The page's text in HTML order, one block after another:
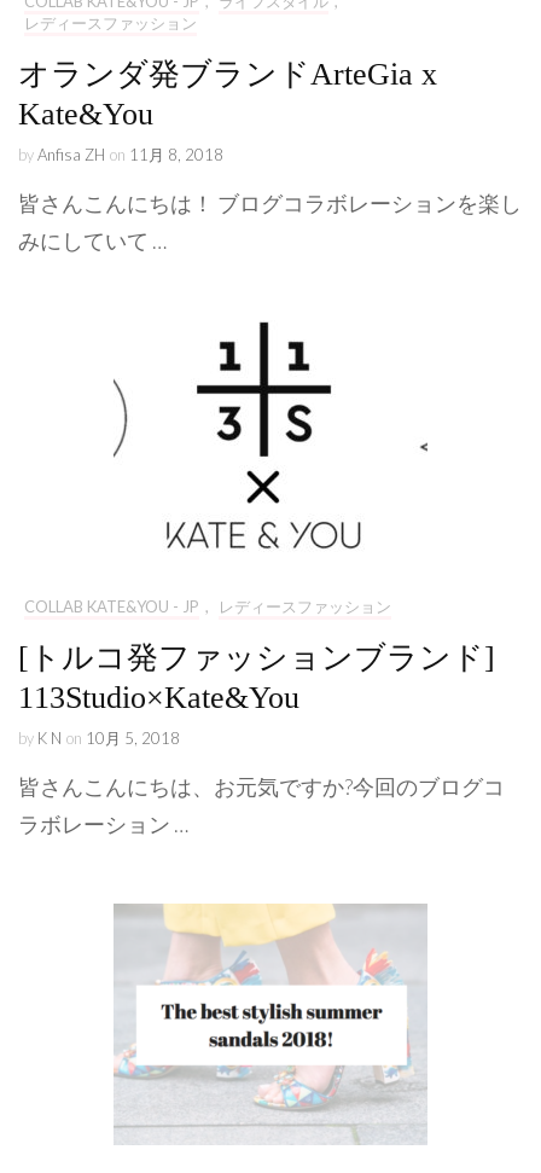
レディースファッション
オランダ発ブランドArteGia x
Kate&You
byAnfisa ZH on 11月 8, 2018
皆さんこんにちは！ ブログコラボレーションを楽し
みにしていて …
COLLAB KATE&YOU - JP , レディースファッション
[トルコ発ファッションブランド]
113Studio×Kate&You
by K N on 10月 5, 2018
皆さんこんにちは、お元気ですか?今回のブログコ
ラボレーション …